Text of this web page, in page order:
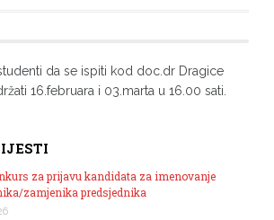
da se ispiti kod doc.dr Dragice
16.februara i 03.marta u 16.00 sati.
za prijavu kandidata za imenovanje
zamjenika predsjednika